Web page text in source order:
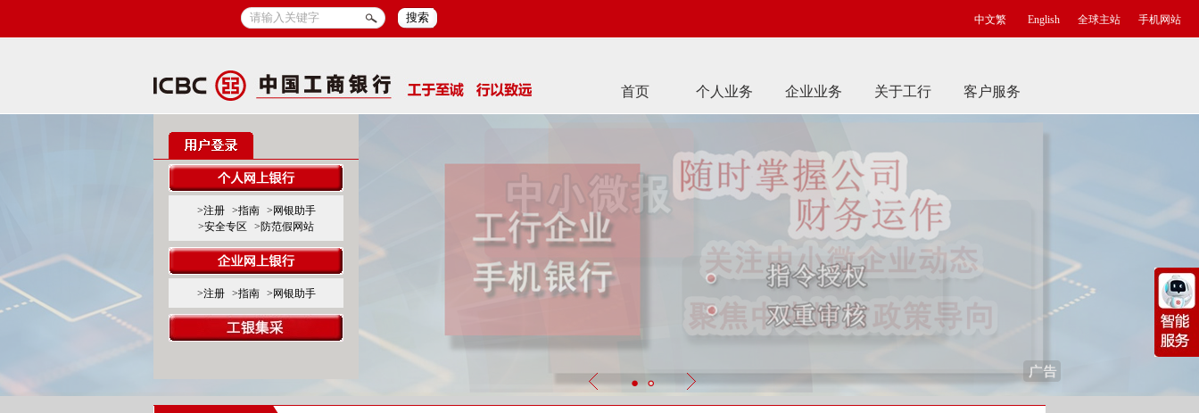
搜索 中文繁 English 全球主站 手机网站
首页 个人业务 企业业务 关于工行 客户服务
>注册 >指南
>网银助手
>安全专区
>防范假网站
>注册 >指南 >网银助手